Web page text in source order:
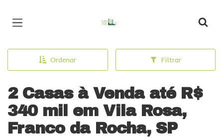
Ordenar Filtrar
2 Casas à Venda até R$
340 mil em Vila Rosa,
Franco da Rocha, SP